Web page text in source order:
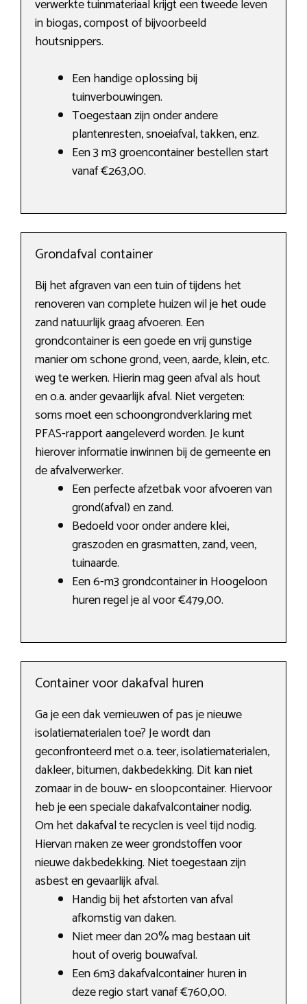
verwerkte tuinmateriaal krijgt een tweede leven
in biogas, compost of bijvoorbeeld
houtsnippers.
Een handige oplossing bij
tuinverbouwingen.
Toegestaan zijn onder andere
plantenresten, snoeiafval, takken, enz.
Een 3 m3 groencontainer bestellen start
vanaf €263,00.
Grondafval container
Bij het afgraven van een tuin of tijdens het
renoveren van complete huizen wil je het oude
zand natuurlijk graag afvoeren. Een
grondcontainer is een goede en vrij gunstige
manier om schone grond, veen, aarde, klein, etc.
weg te werken. Hierin mag geen afval als hout
en o.a. ander gevaarlijk afval. Niet vergeten:
soms moet een schoongrondverklaring met
PFAS-rapport aangeleverd worden. Je kunt
hierover informatie inwinnen bij de gemeente en
de afvalverwerker.
Een perfecte afzetbak voor afvoeren van
grond(afval) en zand.
Bedoeld voor onder andere klei,
graszoden en grasmatten, zand, veen,
tuinaarde.
Een 6-m3 grondcontainer in Hoogeloon
huren regel je al voor €479,00.
Container voor dakafval huren
Ga je een dak vernieuwen of pas je nieuwe
isolatiematerialen toe? Je wordt dan
geconfronteerd met o.a. teer, isolatiematerialen,
dakleer, bitumen, dakbedekking. Dit kan niet
zomaar in de bouw- en sloopcontainer. Hiervoor
heb je een speciale dakafvalcontainer nodig.
Om het dakafval te recyclen is veel tijd nodig.
Hiervan maken ze weer grondstoffen voor
nieuwe dakbedekking. Niet toegestaan zijn
asbest en gevaarlijk afval.
Handig bij het afstorten van afval
afkomstig van daken.
Niet meer dan 20% mag bestaan uit
hout of overig bouwafval.
Een 6m3 dakafvalcontainer huren in
deze regio start vanaf €760,00.